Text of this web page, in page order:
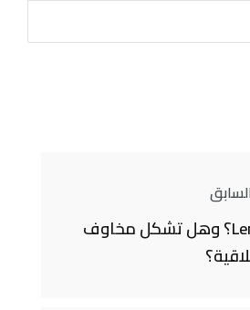
ما هو Lensa AI؟ وهل تشكل مخاوف